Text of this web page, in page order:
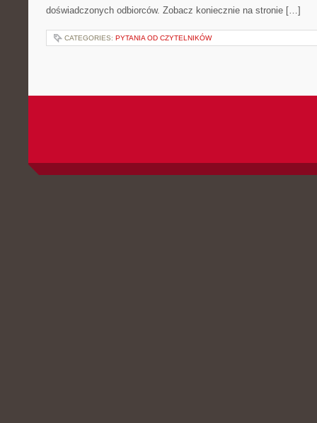
doświadczonych odbiorców. Zobacz koniecznie na stronie […]
CATEGORIES: PYTANIA OD CZYTELNIKÓW